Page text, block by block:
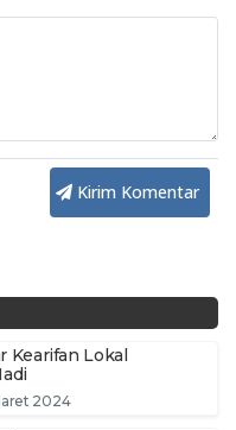
Kirim Komentar
Kearifan Lokal
2024